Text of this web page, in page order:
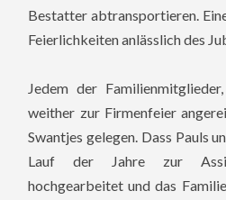
Bestatter abtransportieren.
Feierlichkeiten anlässlich des
Jedem der
weither zur Firmenfeier
Swantjes gelegen. Dass Pauls
Lauf der Jahre zur
hochgearbeitet und das